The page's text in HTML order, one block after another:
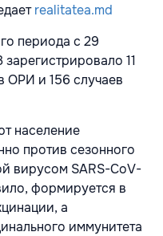
realitatea.md
периода с 29
11
ОРИ и 156 случаев
население
против сезонного
вирусом SARS-CoV-
формируется в
а
иммунитета